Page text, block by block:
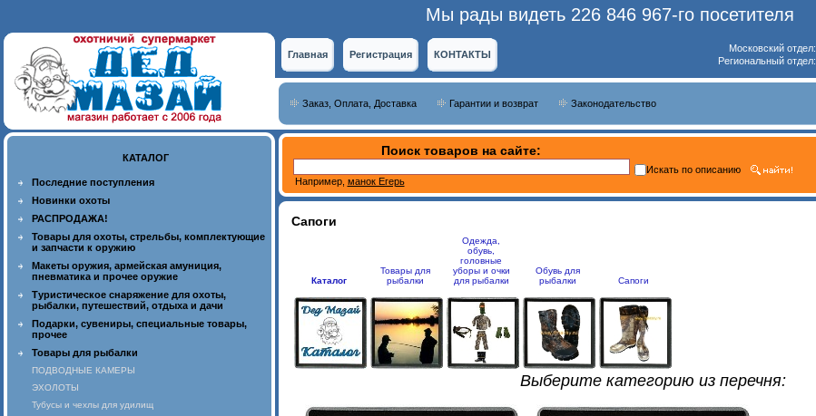
Мы рады видеть 226 846 967-го посетителя
Главная Регистрация КОНТАКТЫ
Московский отдел:
Региональный отдел:
Заказ, Оплата, Доставка Гарантии и возврат Законодательство
КАТАЛОГ
Последние поступления
Новинки охоты
РАСПРОДАЖА!
Товары для охоты, стрельбы, комплектующие
и запчасти к оружию
Макеты оружия, армейская амуниция,
пневматика и прочее оружие
Туристическое снаряжение для охоты,
рыбалки, путешествий, отдыха и дачи
Подарки, сувениры, специальные товары,
прочее
Товары для рыбалки
ПОДВОДНЫЕ КАМЕРЫ
ЭХОЛОТЫ
Тубусы и чехлы для удилищ
Поиск товаров на сайте:
Например, манок Егерь
Искать по описанию
Сапоги
Каталог
Товары для
рыбалки
Одежда,
обувь,
головные
уборы и очки
для рыбалки
Обувь для
рыбалки
Сапоги
Выберите категорию из перечня: